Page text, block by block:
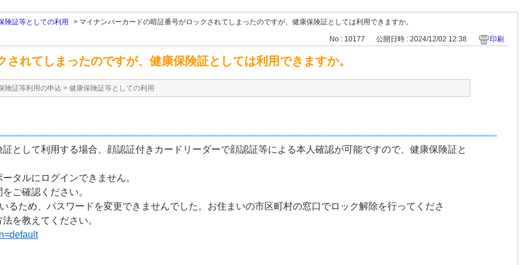
険証等としての利用 > マイナンバーカードの暗証番号がロックされてしまったのですが、健康保険証としては利用できますか。
No : 10177 公開日時 : 2024/12/02 12:38 印刷
れてしまったのですが、健康保険証としては利用できますか。
険証等利用の申込 > 健康保険証等としての利用
として利用する場合、顔認証付きカードリーダーで顔認証等による本人確認が可能ですので、健康保険証と
タルにログインできません。
ご確認ください。
ため、パスワードを変更できませんでした。お住まいの市区町村の窓口でロック解除を行ってくださ
を教えてください。